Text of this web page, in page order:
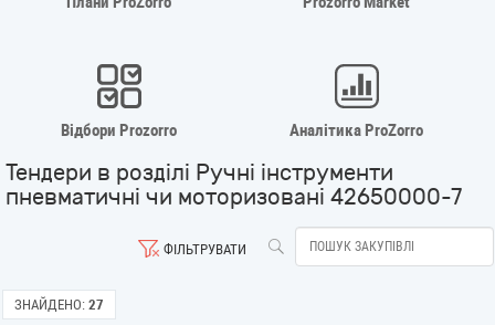
Відбори Prozorro Аналітика ProZorro
Тендери в розділі Ручні інструменти
пневматичні чи моторизовані 42650000-7
ФІЛЬТРУВАТИ
ЗНАЙДЕНО: 27